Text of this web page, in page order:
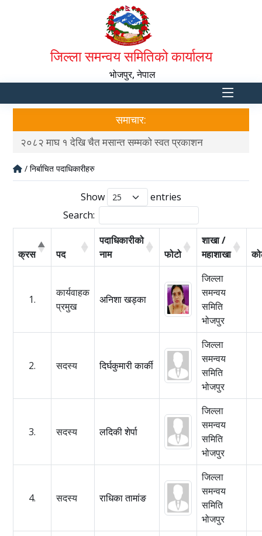
जिल्ला समन्वय समितिको कार्यालय
भोजपुर, नेपाल
समाचार:
स्वत प्रकाशन स्वत प्रकाशन २०८२ कार्तिक देखि पौष
/ निर्बाचित पदाधिकारीहरु
Show
entries
Search:
क्रस पद
पदाधिकारीको
नाम
फोटो
शाखा /
महाशाखा
1.
कार्यवाहक
प्रमुख
अनिशा खड्का
जिल्ला
समन्वय
समिति
भोजपुर
2. सदस्य दिर्घकुमारी कार्की
जिल्ला
समन्वय
समिति
भोजपुर
3. सदस्य लदिकी शेर्पा
जिल्ला
समन्वय
समिति
भोजपुर
4. सदस्य राधिका तामांङ
जिल्ला
समन्वय
समिति
भोजपुर